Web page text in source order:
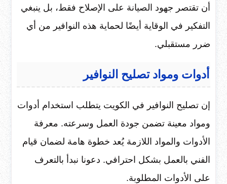
أن تقتصر جهود الصيانة على الإصلاح فقط، بل ينبغي
التفكير في الوقاية أيضًا لحماية هذه النوافير من أي
ضرر مستقبلي.
أدوات ومواد تصليح النوافير
إن تصليح النوافير في الكويت يتطلب استخدام أدوات
ومواد معينة تضمن جودة العمل وسرعته. معرفة
الأدوات والمواد اللازمة يُعد خطوة هامة لضمان قيام
الفني بالعمل بشكل احترافي. دعونا نبدأ بالتعرف
على الأدوات المطلوبة.